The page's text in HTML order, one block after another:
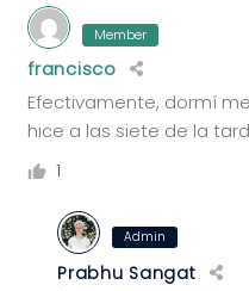
Member
francisco
Efectivamente, dormí
hice a las siete de la
1
Admin
Prabhu Sangat